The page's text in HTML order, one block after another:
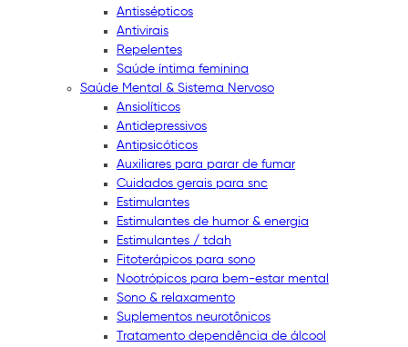
Antissépticos
Antivirais
Repelentes
Saúde íntima feminina
Saúde Mental & Sistema Nervoso
Ansiolíticos
Antidepressivos
Antipsicóticos
Auxiliares para parar de fumar
Cuidados gerais para snc
Estimulantes
Estimulantes de humor & energia
Estimulantes / tdah
Fitoterápicos para sono
Nootrópicos para bem-estar mental
Sono & relaxamento
Suplementos neurotônicos
Tratamento dependência de álcool